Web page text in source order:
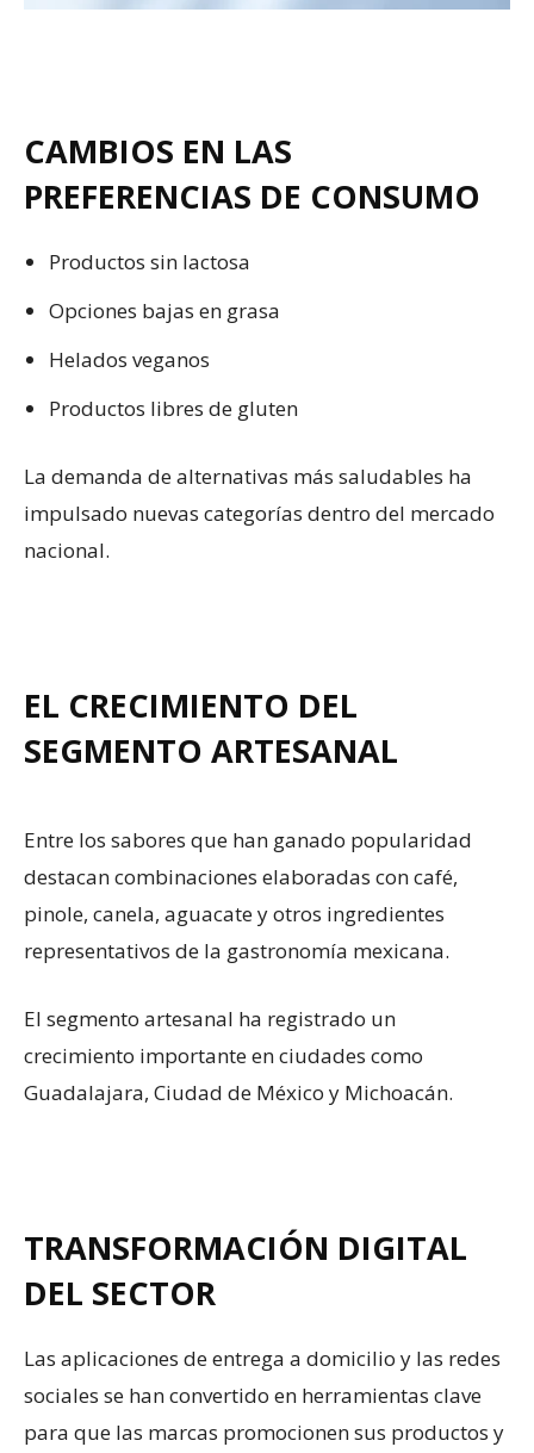
CAMBIOS EN LAS
PREFERENCIAS DE CONSUMO
Productos sin lactosa
Opciones bajas en grasa
Helados veganos
Productos libres de gluten
La demanda de alternativas más saludables ha
impulsado nuevas categorías dentro del mercado
nacional.
EL CRECIMIENTO DEL
SEGMENTO ARTESANAL
Entre los sabores que han ganado popularidad
destacan combinaciones elaboradas con café,
pinole, canela, aguacate y otros ingredientes
representativos de la gastronomía mexicana.
El segmento artesanal ha registrado un
crecimiento importante en ciudades como
Guadalajara, Ciudad de México y Michoacán.
TRANSFORMACIÓN DIGITAL
DEL SECTOR
Las aplicaciones de entrega a domicilio y las redes
sociales se han convertido en herramientas clave
para que las marcas promocionen sus productos y